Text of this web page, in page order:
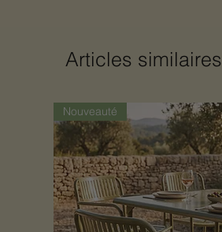
Articles similaires
Nouveauté